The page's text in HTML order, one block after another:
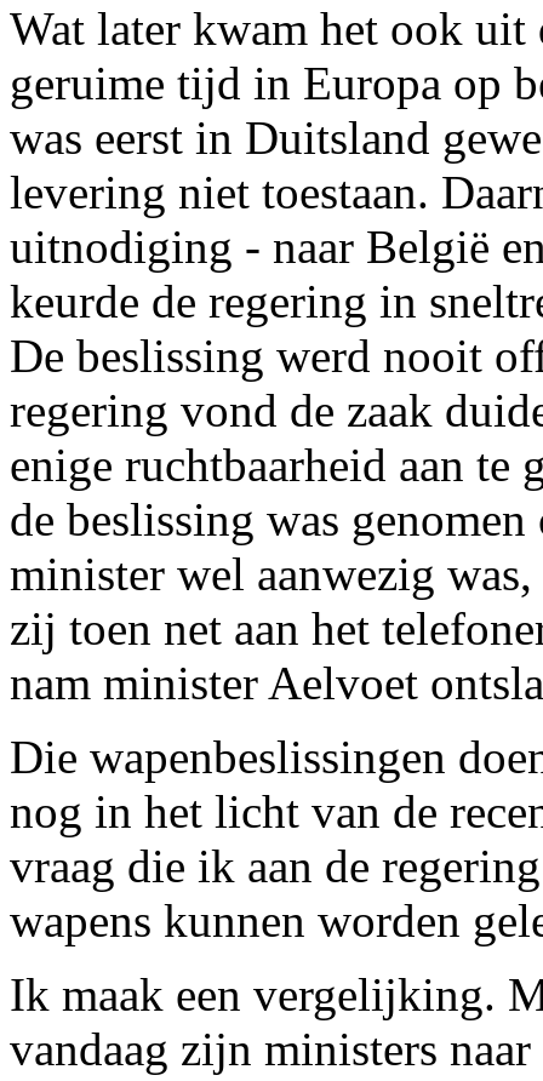
Wat later kwam het ook
geruime tijd in Europa op
was eerst in Duitsland
levering niet toestaan.
uitnodiging - naar België
keurde de regering in
De beslissing werd nooit
regering vond de zaak
enige ruchtbaarheid aan te
de beslissing was
minister wel aanwezig
zij toen net aan het
nam minister Aelvoet
Die wapenbeslissingen
nog in het licht van de
vraag die ik aan de
wapens kunnen worden
Ik maak een vergelijking.
vandaag zijn ministers